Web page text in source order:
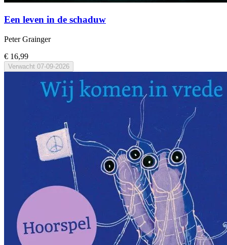
Een leven in de schaduw
Peter Grainger
€ 16,99
Verwacht 07-09-2026